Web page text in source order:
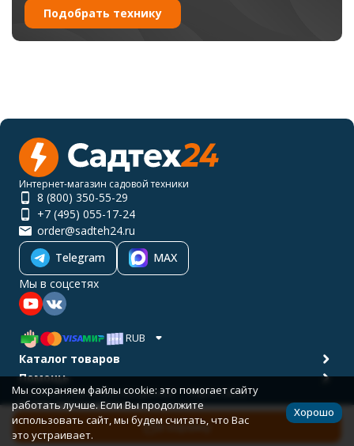
В корзину
Подобрать технику
Интернет-магазин садовой техники
8 (800) 350-55-29
+7 (495) 055-17-24
order@sadteh24.ru
Telegram
MAX
Мы в соцсетях
RUB
Каталог товаров
Помощь
Политика персональных данных
Карта сайта
© 2001-2026 САДТЕХ24
Разработано вbodysite.ru
Мы сохраняем файлы cookie: это помогает сайту
работать лучше. Если Вы продолжите
использовать сайт, мы будем считать, что Вас
это устраивает.
Хорошо